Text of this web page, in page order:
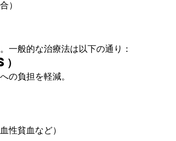
）
一般的な治療法は以下の通り：
の負担を軽減。
性貧血など）